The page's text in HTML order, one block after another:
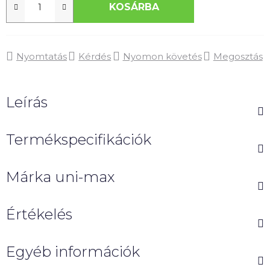
KOSÁRBA
Nyomtatás Kérdés Nyomon követés Megosztás
Leírás
Termékspecifikációk
Márka uni-max
Értékelés
Egyéb információk